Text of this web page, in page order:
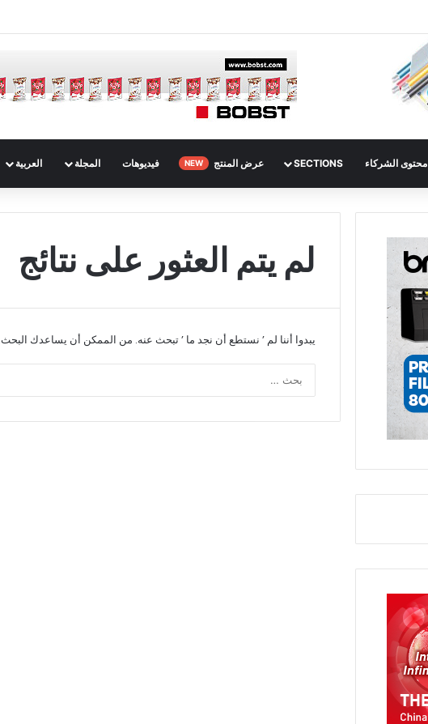
محتوى الشركاء SECTIONS عرض المنتج NEW فيديوهات المجلة العربية
لم يتم العثور على نتائج
يبدوا أننا لم ’ نستطع أن نجد ما ’ تبحث عنه. من الممكن أن يساعدك البحث.